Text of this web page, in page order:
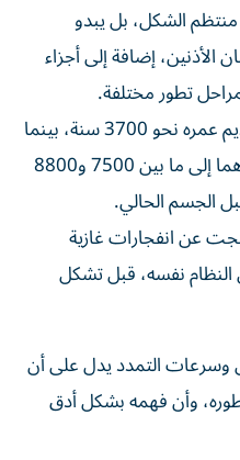
الشكل، بل يبدو
الأذنين، إضافة إلى أجزاء
تطور مختلفة.
وتبين أن الجزء الرئيسي من السديم عمره نحو 3700 سنة، بينما
«الأذنان» أقدم بكثير ويصل عمرهما إلى ما بين 7500 و8800
الجسم الحالي.
عن انفجارات غازية
نفسه، قبل تشكل
وسرعات التمدد يدل على أن
وأن فهمه بشكل أدق